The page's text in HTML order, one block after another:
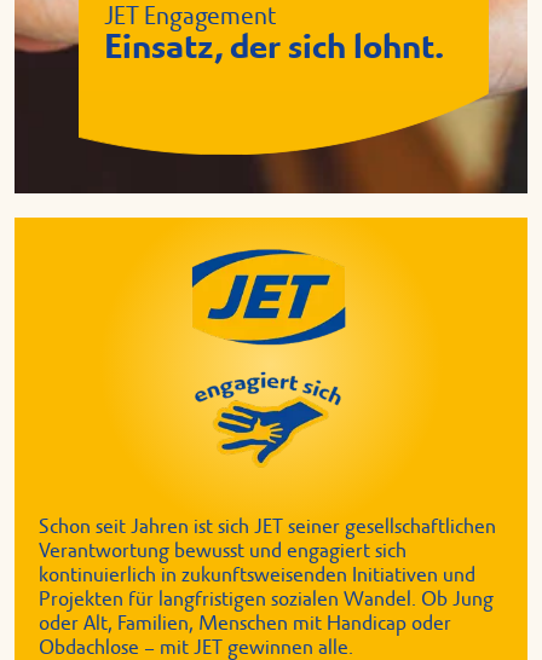
JET Engagement
Einsatz, der sich lohnt.
Schon seit Jahren ist sich JET seiner gesellschaftlichen
Verantwortung bewusst und engagiert sich
kontinuierlich in zukunftsweisenden Initiativen und
Projekten für langfristigen sozialen Wandel. Ob Jung
oder Alt, Familien, Menschen mit Handicap oder
Obdachlose – mit JET gewinnen alle.